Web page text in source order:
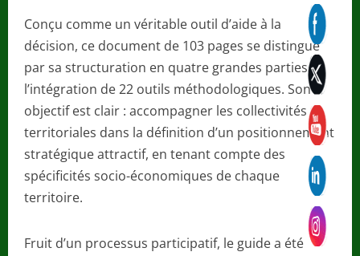
Conçu comme un véritable outil d’aide à la
décision, ce document de 103 pages se distingue
par sa structuration en quatre grandes parties et
l’intégration de 22 outils méthodologiques. Son
objectif est clair : accompagner les collectivités
territoriales dans la définition d’un positionnement
stratégique attractif, en tenant compte des
spécificités socio-économiques de chaque
territoire.
Fruit d’un processus participatif, le guide a été